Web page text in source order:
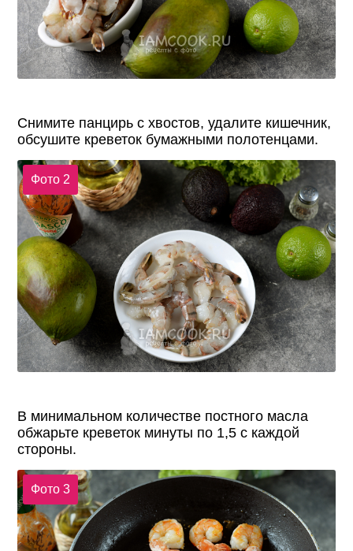
Снимите панцирь с хвостов, удалите кишечник,
обсушите креветок бумажными полотенцами.
Фото 2
В минимальном количестве постного масла
обжарьте креветок минуты по 1,5 с каждой
стороны.
Фото 3